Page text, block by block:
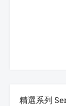
精選系列